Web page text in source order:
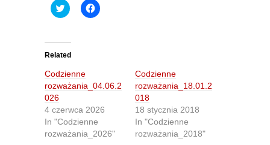
C
l
t
o
s
h
a
r
e
n
T
w
i
t
C
l
r
e
n
F
a
c
e
Related
Codzienne
rozważania_04.06.2
026
4 czerwca 2026
In "Codzienne
rozważania_2026"
Codzienne
rozważania_18.01.2
018
18 stycznia 2018
In "Codzienne
rozważania_2018"